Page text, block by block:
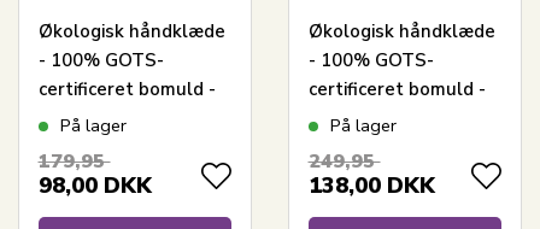
Økologisk håndklæde
- 100% GOTS-
certificeret bomuld -
Badehåndklæde
grøn
På lager
179,95
98,00 DKK
Økologisk håndklæde
- 100% GOTS-
certificeret bomuld -
Badelagen 100x150
På lager
249,95
138,00 DKK